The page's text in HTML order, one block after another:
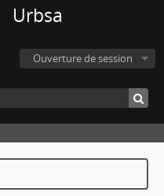
Urbsa
Ouverture de session